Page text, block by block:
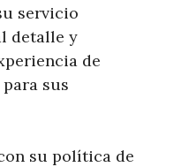
servicio
detalle y
de
sus
su política de